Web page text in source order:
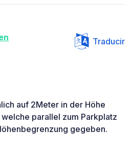
Traducir
auf 2Meter in der Höhe
parallel zum Parkplatz
gegeben.